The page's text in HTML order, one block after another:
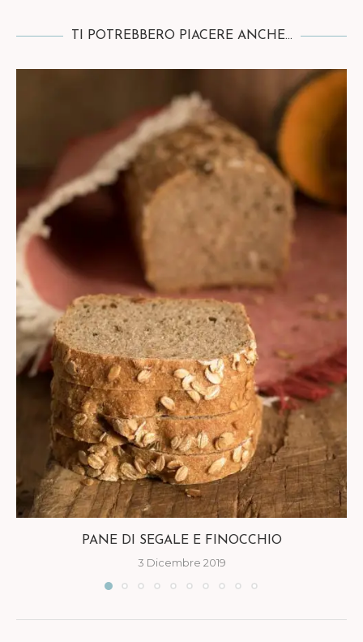
TI POTREBBERO PIACERE ANCHE...
PANE DI SEGALE E FINOCCHIO
3 Dicembre 2019